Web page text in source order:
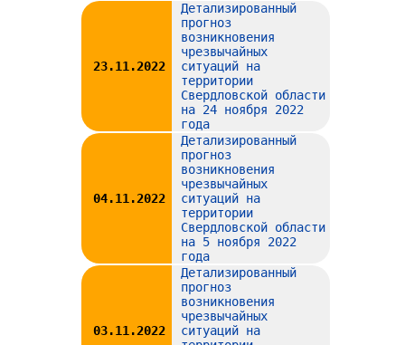
23.11.2022
Детализированный
прогноз
возникновения
чрезвычайных
ситуаций на
территории
Свердловской области
на 24 ноября 2022
года
04.11.2022
Детализированный
прогноз
возникновения
чрезвычайных
ситуаций на
территории
Свердловской области
на 5 ноября 2022
года
03.11.2022
Детализированный
прогноз
возникновения
чрезвычайных
ситуаций на